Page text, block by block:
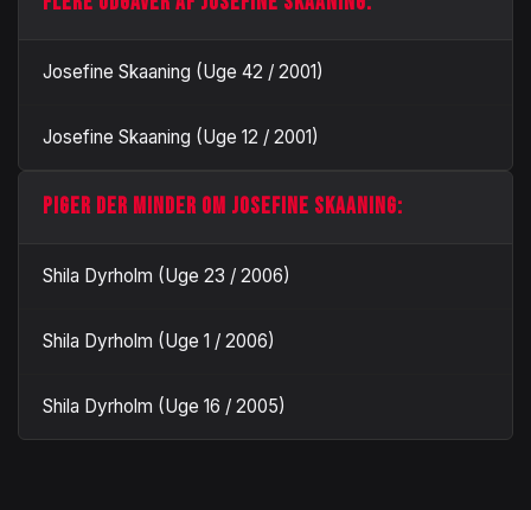
Josefine Skaaning (Uge 42 / 2001)
Josefine Skaaning (Uge 12 / 2001)
PIGER DER MINDER OM JOSEFINE SKAANING:
Shila Dyrholm (Uge 23 / 2006)
Shila Dyrholm (Uge 1 / 2006)
Shila Dyrholm (Uge 16 / 2005)